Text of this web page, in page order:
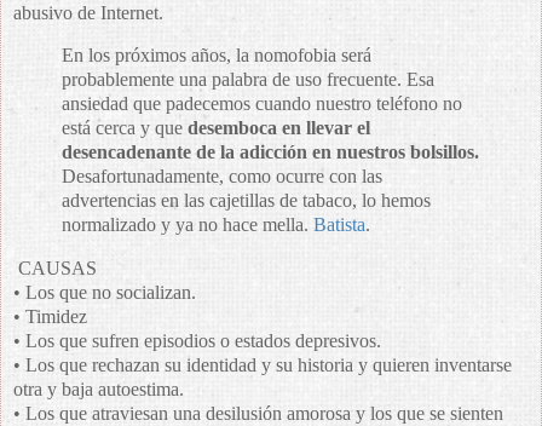
abusivo de Internet.
En los próximos años, la nomofobia será
probablemente una palabra de uso frecuente. Esa
ansiedad que padecemos cuando nuestro teléfono no
está cerca y que desemboca en llevar el
desencadenante de la adicción en nuestros bolsillos.
Desafortunadamente, como ocurre con las
advertencias en las cajetillas de tabaco, lo hemos
normalizado y ya no hace mella. Batista.
CAUSAS
• Los que no socializan.
• Timidez
• Los que sufren episodios o estados depresivos.
• Los que rechazan su identidad y su historia y quieren inventarse
otra y baja autoestima.
• Los que atraviesan una desilusión amorosa y los que se sienten